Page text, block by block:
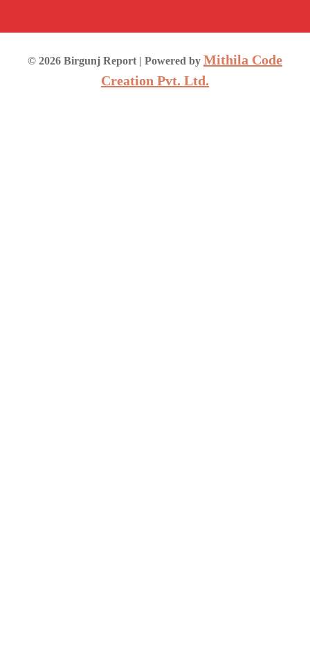
© 2026 Birgunj Report | Powered by Mithila Code
Creation Pvt. Ltd.